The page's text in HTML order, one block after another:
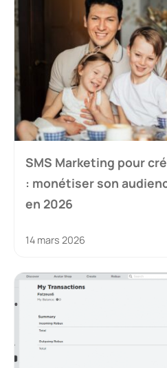
SMS Marketing pour
: monétiser son
en 2026
14 mars 2026